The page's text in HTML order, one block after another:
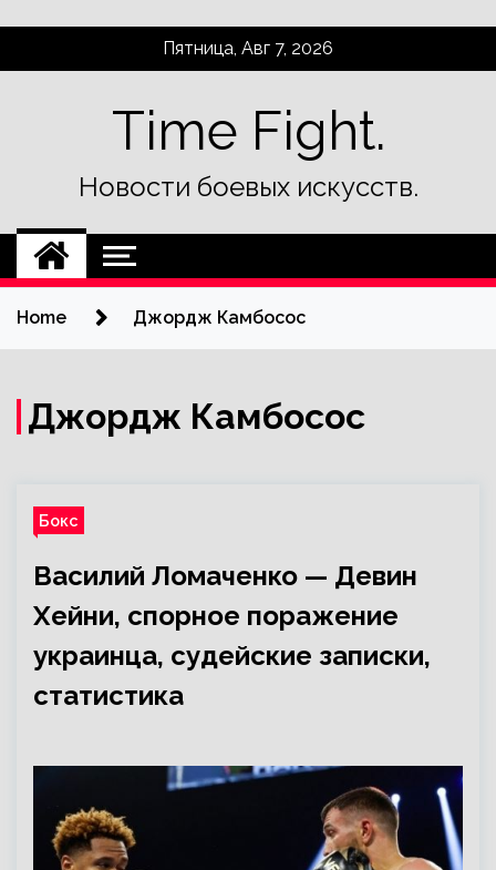
Пятница, Авг 7, 2026
Time Fight.
Новости боевых искусств.
Home Джордж Камбосос
Джордж Камбосос
Бокс
Василий Ломаченко — Девин
Хейни, спорное поражение
украинца, судейские записки,
статистика